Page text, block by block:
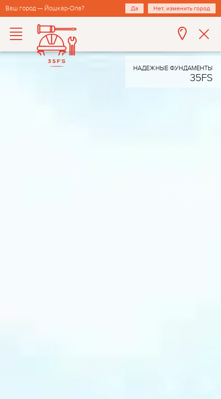
Ваш город — Йошкар-Ола? Да Нет, изменить город
НАДЕЖНЫЕ ФУНДАМЕНТЫ
35FS